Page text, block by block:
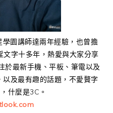
園講師達兩年經驗，也曾擔
字十多年，熱愛與大家分享
於最新手機、平板、筆電以及
及最有趣的話題，不愛贅字
什麼是3C。